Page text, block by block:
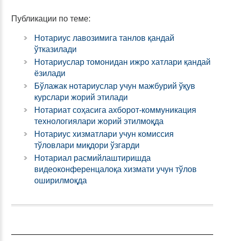
Публикации по теме:
Нотариус лавозимига танлов қандай
ўтказилади
Нотариуслар томонидан ижро хатлари қандай
ёзилади
Бўлажак нотариуслар учун мажбурий ўқув
курслари жорий этилади
Нотариат соҳасига ахборот-коммуникация
технологиялари жорий этилмоқда
Нотариус хизматлари учун комиссия
тўловлари миқдори ўзгарди
Нотариал расмийлаштиришда
видеоконференцалоқа хизмати учун тўлов
оширилмоқда